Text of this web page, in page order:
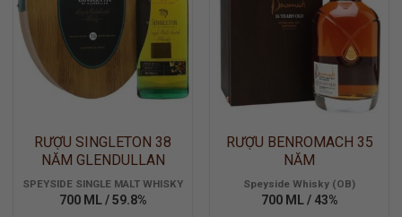
RƯỢU SINGLETON 38
NĂM GLENDULLAN
SPEYSIDE SINGLE MALT WHISKY
700 ML / 59.8%
RƯỢU BENROMACH 35
NĂM
Speyside Whisky (OB)
700 ML / 43%